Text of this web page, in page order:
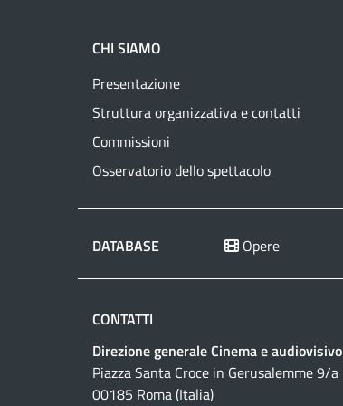
CHI SIAMO
Presentazione
Struttura organizzativa e contatti
Commissioni
Osservatorio dello spettacolo
DATABASE Opere
CONTATTI
Direzione generale Cinema e audiovisivo
Piazza Santa Croce in Gerusalemme 9/a
00185 Roma (Italia)